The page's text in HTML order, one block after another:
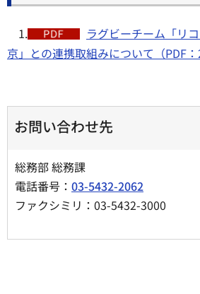
1.
ラグビーチーム「リ
京」との連携取組みについて（PDF：
お問い合わせ先
総務部 総務課
電話番号： 03-5432-2062
ファクシミリ：03-5432-3000